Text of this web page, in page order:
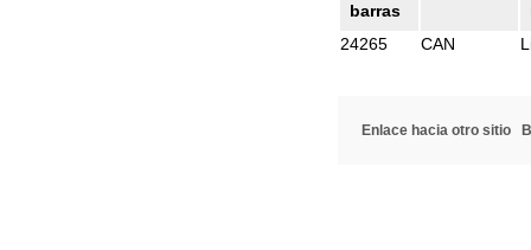
barras
24265
CAN
Enlace hacia otro sitio